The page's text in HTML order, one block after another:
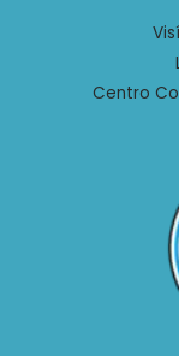
Centro